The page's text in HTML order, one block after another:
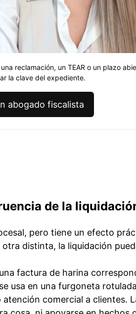
reclamación, un TEAR o un plazo
la clave del expediente.
abogado fiscalista
de la
pero tiene un efecto
distinta, la liquidación
factura de harina
usa en una furgoneta
comercial a clientes.